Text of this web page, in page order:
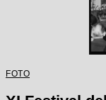
FOTO